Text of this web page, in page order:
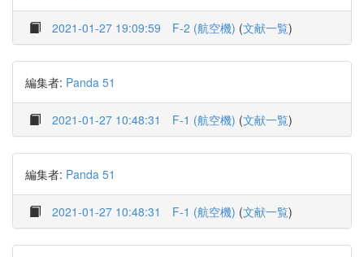
2021-01-27 19:09:59 F-2 (航空機) (文献一覧)
編集者: Panda 51
2021-01-27 10:48:31 F-1 (航空機) (文献一覧)
編集者: Panda 51
2021-01-27 10:48:31 F-1 (航空機) (文献一覧)